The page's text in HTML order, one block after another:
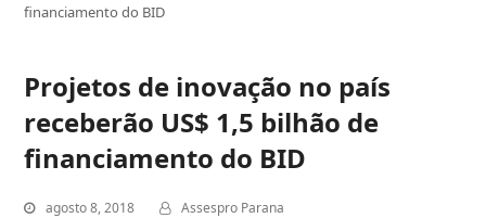
financiamento do BID
Projetos de inovação no país
receberão US$ 1,5 bilhão de
financiamento do BID
agosto 8, 2018
Assespro Parana